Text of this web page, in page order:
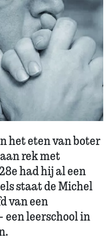
het eten van boter
rek met
had hij al een
staat de Michel
van een
leerschool in